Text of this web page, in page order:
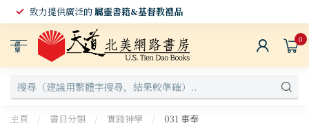
致力提供廣泛的屬靈書籍&基督教禮品
選
單
0
主頁 / 書目分類 / 實踐神學 / 031 事奉